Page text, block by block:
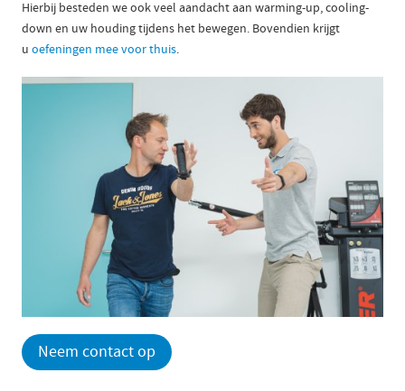
Hierbij besteden we ook veel aandacht aan warming-up, cooling-
down en uw houding tijdens het bewegen. Bovendien krijgt
u oefeningen mee voor thuis.
Neem contact op